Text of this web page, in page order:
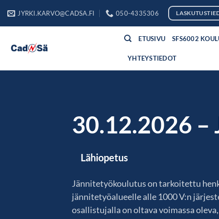
JYRKI.KARVO@CADSA.FI 050-4335306
ETUSIVU SFS6002
YHTEYSTIEDOT
30.12.2026
Lähiopetus
Jännitetyökoulutus on tarkoitettu
jännitetyöalueelle alle 1000 V:n
osallistujalla on oltava voimassa